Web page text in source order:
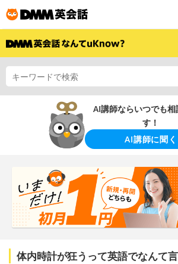
AI講師ならいつでも
す！
AI講師に聞く
体内時計が狂うって英語でなんて